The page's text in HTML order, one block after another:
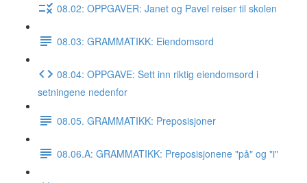
08.02: OPPGAVER: Janet og Pavel reiser til skolen
08.03: GRAMMATIKK: Eiendomsord
08.04: OPPGAVE: Sett inn riktig eiendomsord i
setningene nedenfor
08.05. GRAMMATIKK: Preposisjoner
08.06.A: GRAMMATIKK: Preposisjonene "på" og "i"